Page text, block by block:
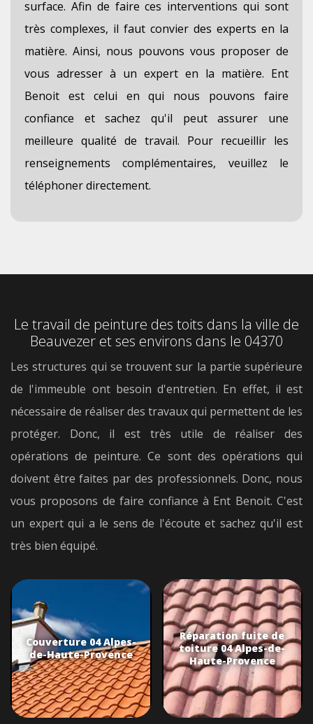
surface. Afin de faire ces interventions qui sont
très complexes, il faut convier des experts en la
matière. Ainsi, nous pouvons vous proposer de
vous adresser à un expert en la matière. Ent
Benoit est celui en qui nous pouvons faire
confiance et sachez qu'il peut assurer une
meilleure qualité de travail. Pour recueillir les
renseignements complémentaires, veuillez le
téléphoner directement.
Le travail de peinture des toits dans la ville de
Beauvezer et ses environs dans le 04370
Les structures qui se trouvent sur la partie supérieure
de l'immeuble ont besoin d'entretien. En effet, il est
nécessaire de réaliser des travaux qui permettent de les
protéger. Donc, il est très utile de réaliser des
opérations de peinture. Ce sont des opérations qui
doivent être faites par des professionnels. Donc, nous
vous proposons de faire confiance à Ent Benoit. C'est
un expert qui a le sens de l'écoute et sachez qu'il est
très bien équipé.
Couverture 04 Alpes-
de-Haute-Provence
Réparation fuite de
toiture 04 Alpes-de-
Haute-Provence